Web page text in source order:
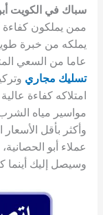
سباك في الكويت
ممن يملكون كفاءة
عاما من السعي
تسليك مجاري
امتلاكه كفاءة
مواسير مياه
وأكثر بأقل
عملاء أبو
وسيصل إليك أينما